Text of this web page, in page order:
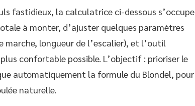
fastidieux, la calculatrice ci-dessous s’occupe
à monter, d’ajuster quelques paramètres
longueur de l’escalier), et l’outil
confortable possible. L’objectif : prioriser le
automatiquement la formule du Blondel, pour
naturelle.